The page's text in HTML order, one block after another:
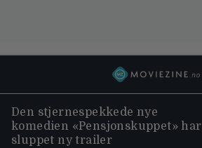
Den stjernespekkede nye
komedien «Pensjonskuppet» har
sluppet ny trailer